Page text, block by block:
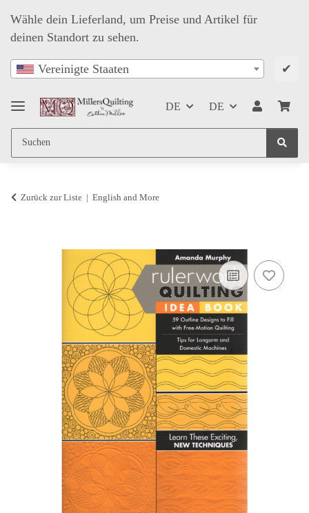
Wähle dein Lieferland, um Preise und Artikel für
deinen Standort zu sehen.
Vereinigte Staaten ✔
DE DE
Zurück zur Liste English and More